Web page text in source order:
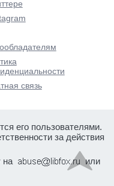
связь
его пользователями.
за действия
на
или